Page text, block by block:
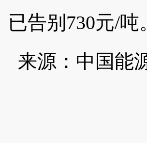
已告别730元/吨。
来源：中国能